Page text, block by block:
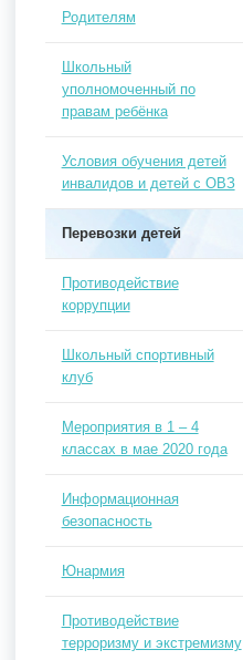
Родителям
Школьный
уполномоченный по
правам ребёнка
Условия обучения детей
инвалидов и детей с ОВЗ
Перевозки детей
Противодействие
коррупции
Школьный спортивный
клуб
Мероприятия в 1 – 4
классах в мае 2020 года
Информационная
безопасность
Юнармия
Противодействие
терроризму и экстремизму